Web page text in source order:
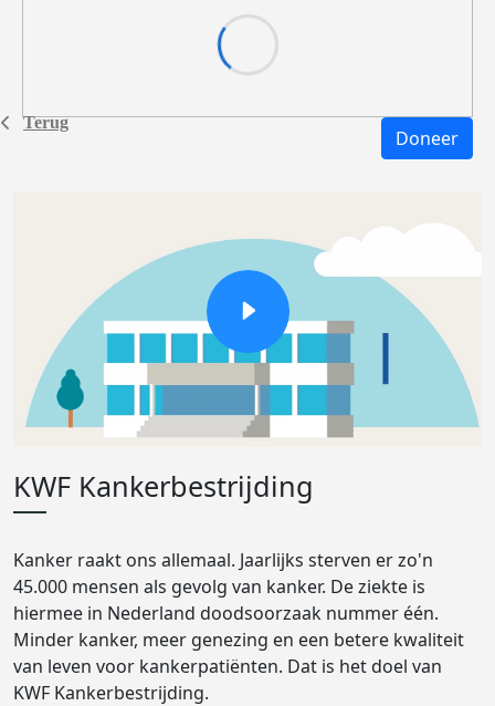
Terug
Doneer
KWF Kankerbestrijding
Kanker raakt ons allemaal. Jaarlijks sterven er zo'n
45.000 mensen als gevolg van kanker. De ziekte is
hiermee in Nederland doodsoorzaak nummer één.
Minder kanker, meer genezing en een betere kwaliteit
van leven voor kankerpatiënten. Dat is het doel van
KWF Kankerbestrijding.